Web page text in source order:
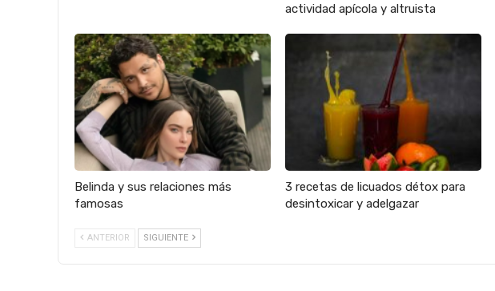
actividad apícola y altruista
Belinda y sus relaciones más
famosas
3 recetas de licuados détox para
desintoxicar y adelgazar
ANTERIOR SIGUIENTE